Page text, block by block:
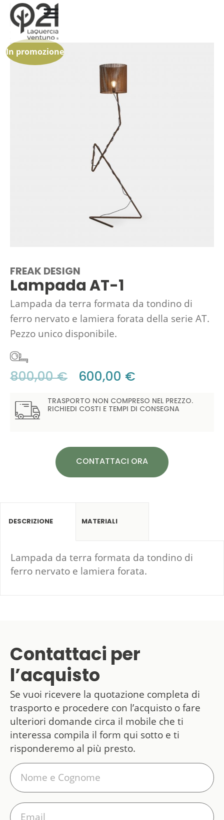
In promozione
FREAK DESIGN
Lampada AT-1
Lampada da terra formata da tondino di
ferro nervato e lamiera forata della serie AT.
Pezzo unico disponibile.
800,00€ 600,00 €
TRASPORTO NON COMPRESO NEL PREZZO.
RICHIEDI COSTI E TEMPI DI CONSEGNA
CONTATTACI ORA
DESCRIZIONE MATERIALI
Lampada da terra formata da tondino di
ferro nervato e lamiera forata.
Contattaci per
l’acquisto
Se vuoi ricevere la quotazione completa di
trasporto e procedere con l’acquisto o fare
ulteriori domande circa il mobile che ti
interessa compila il form qui sotto e ti
risponderemo al più presto.